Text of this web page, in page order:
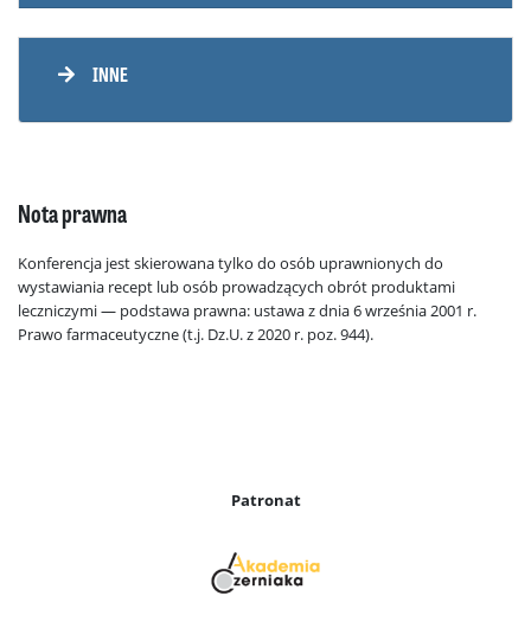
INNE
Nota prawna
Konferencja jest skierowana tylko do osób uprawnionych do
wystawiania recept lub osób prowadzących obrót produktami
leczniczymi — podstawa prawna: ustawa z dnia 6 września 2001 r.
Prawo farmaceutyczne (t.j. Dz.U. z 2020 r. poz. 944).
Patronat